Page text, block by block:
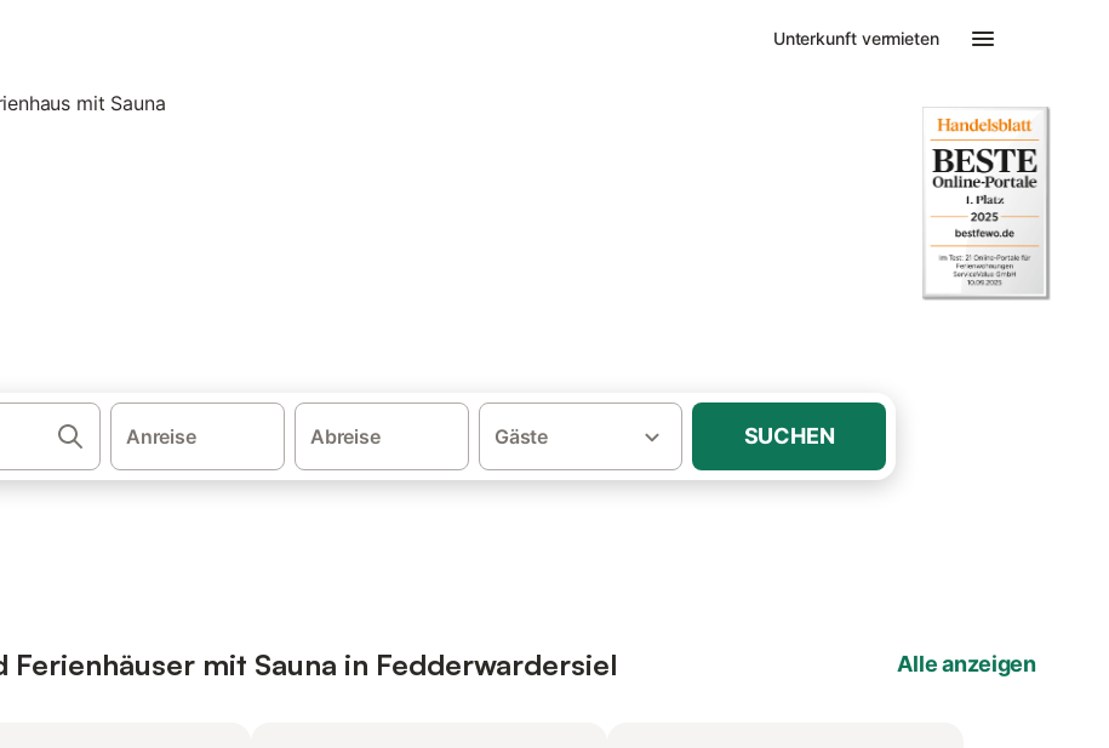
Unterkunft vermieten
Anreise Abreise Gäste SUCHEN
mit Sauna in Fedderwardersiel Alle anzeigen